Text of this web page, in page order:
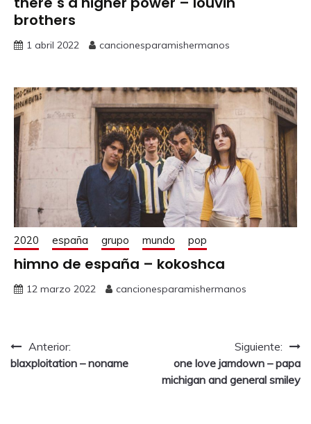
brothers
1 abril 2022 cancionesparamishermanos
2020 españa grupo mundo pop
himno de españa – kokoshca
12 marzo 2022 cancionesparamishermanos
Anterior:
blaxploitation – noname
Siguiente:
one love jamdown – papa
michigan and general smiley